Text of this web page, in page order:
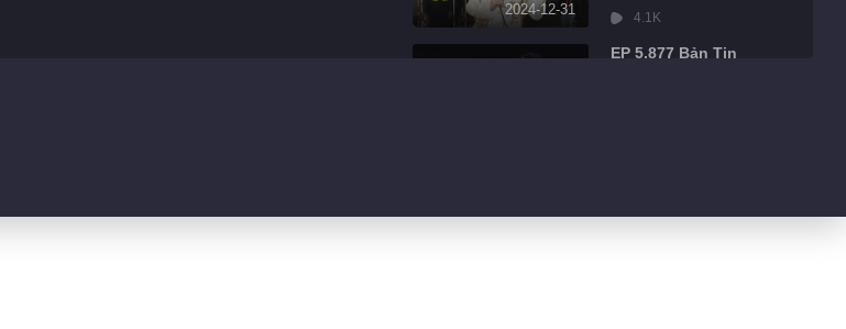
2024-12-31 4.1K
EP 5,877 Bản Tin
2024